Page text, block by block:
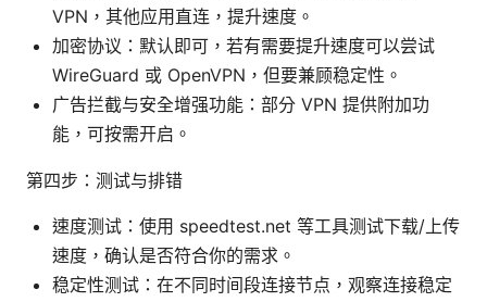
VPN，其他应用直连，提升速度。
加密协议：默认即可，若有需要提升速度可以尝试
WireGuard 或 OpenVPN，但要兼顾稳定性。
广告拦截与安全增强功能：部分 VPN 提供附加功
能，可按需开启。
第四步：测试与排错
速度测试：使用 speedtest.net 等工具测试下载/上传
速度，确认是否符合你的需求。
稳定性测试：在不同时间段连接节点，观察连接稳定